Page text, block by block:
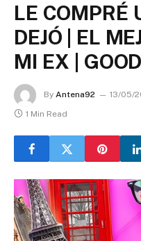
LE COMPRÉ
DEJÓ | EL
MI EX |
By Antena92 13/05/
1 Min Read